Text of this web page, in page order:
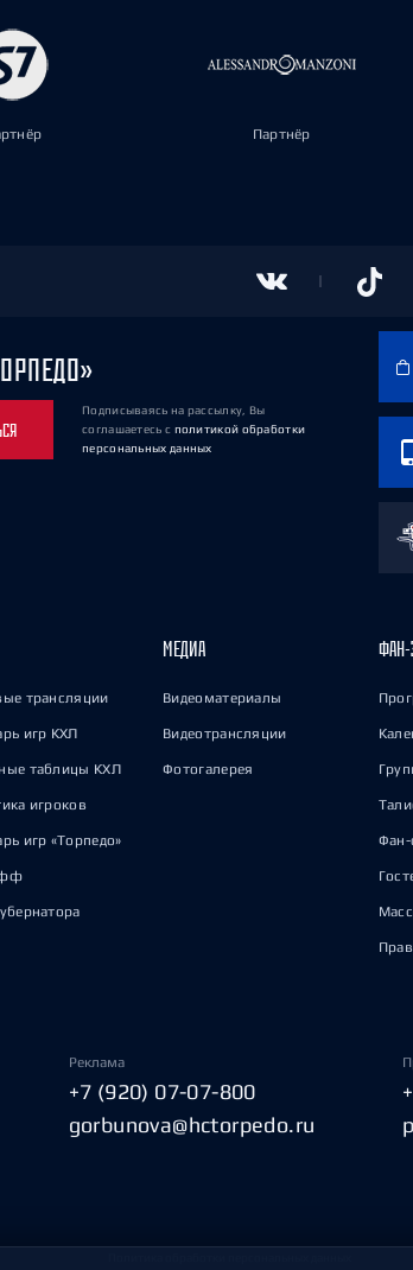
Партнёр
Подписываясь на рассылку, Вы
соглашаетесь с политикой обработки
персональных данных
трансляции
игр КХЛ
таблицы КХЛ
игроков
игр «Торпедо»
МЕДИА
Видеоматериалы
Видеотрансляции
Фотогалерея
ФАН-
Фан-
Реклама
+7 (920) 07-07-800
gorbunova@hctorpedo.ru